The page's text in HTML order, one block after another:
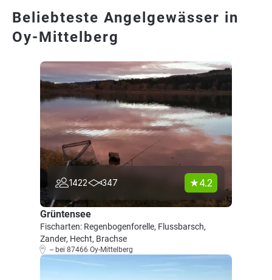
Beliebteste Angelgewässer in
Oy-Mittelberg
1422 347 4.2
Grüntensee
Fischarten: Regenbogenforelle, Flussbarsch,
Zander, Hecht, Brachse
-- bei 87466 Oy-Mittelberg